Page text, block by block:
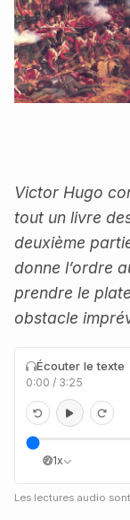
Victor Hugo
tout un livre
deuxième
donne l’ordre
prendre le
obstacle
Écouter le texte
0:00 / 3:25
1x
Les lectures audio